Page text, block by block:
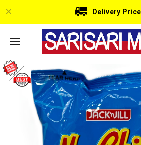
Delivery Price